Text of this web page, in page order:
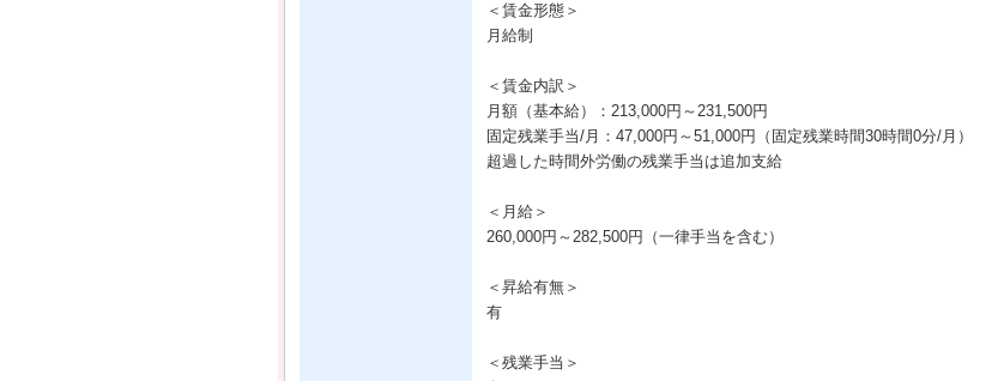
＜賃金形態＞
月給制
＜賃金内訳＞
月額（基本給）：213,000円～231,500円
固定残業手当/月：47,000円～51,000円（固定残業時間30時間0分/月）
超過した時間外労働の残業手当は追加支給
＜月給＞
260,000円～282,500円（一律手当を含む）
＜昇給有無＞
有
＜残業手当＞